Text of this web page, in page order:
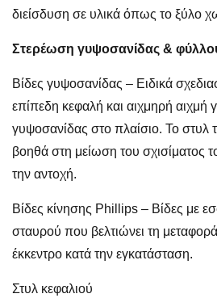
διείσδυση σε υλικά όπως το ξύλο
Στερέωση γυψοσανίδας &
Βίδες γυψοσανίδας – Ειδικά
επίπεδη κεφαλή και αιχμηρή αιχμή
γυψοσανίδας στο πλαίσιο. Το στυλ
βοηθά στη μείωση του σχισίματος
την αντοχή.
Βίδες κίνησης Phillips – Βίδες με
σταυρού που βελτιώνει τη
έκκεντρο κατά την εγκατάσταση.
Στυλ κεφαλιού